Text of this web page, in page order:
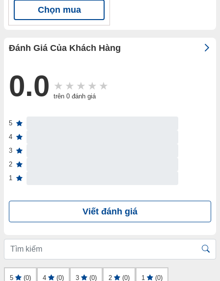
Chọn mua
Đánh Giá Của Khách Hàng
0.0 trên 0 đánh giá
5
4
3
2
1
Viết đánh giá
5 (0) 4 (0) 3 (0) 2 (0) 1 (0)